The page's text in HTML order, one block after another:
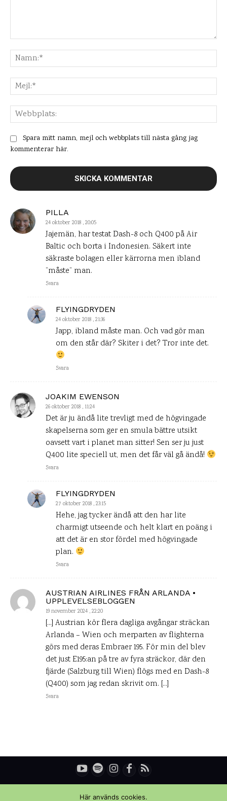
PILLA
24 oktober 2018 , 20:05
Jajemän, har testat Dash-8 och Q400 på Air
Baltic och borta i Indonesien. Säkert inte
säkraste bolagen eller kärrorna men ibland
”måste” man.
Svara
FLYINGDRYDEN
24 oktober 2018 , 21:36
Japp, ibland måste man. Och vad gör man
om den står där? Skiter i det? Tror inte det.
Svara
JOAKIM EWENSON
26 oktober 2018 , 11:24
Det är ju ändå lite trevligt med de högvingade
skapelserna som ger en smula bättre utsikt
oavsett vart i planet man sitter! Sen ser ju just
Q400 lite speciell ut, men det får väl gå ändå!
Svara
FLYINGDRYDEN
27 oktober 2018 , 23:15
Hehe, jag tycker ändå att den har lite
charmigt utseende och helt klart en poäng i
att det är en stor fördel med högvingade
plan.
Svara
AUSTRIAN AIRLINES FRÅN ARLANDA •
UPPLEVELSEBLOGGEN
19 november 2024 , 22:20
[…] Austrian kör flera dagliga avgångar sträckan
Arlanda – Wien och merparten av flighterna
görs med deras Embraer 195. För min del blev
det just E195:an på tre av fyra sträckor, där den
fjärde (Salzburg till Wien) flögs med en Dash-8
(Q400) som jag redan skrivit om. […]
Svara
Spara mitt namn, mejl och webbplats till nästa gång jag
kommenterar här.
Här används cookies.